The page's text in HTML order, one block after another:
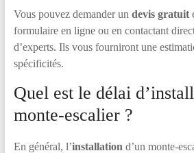
Vous pouvez demander un devis gratuit
formulaire en ligne ou en contactant
d’experts. Ils vous fourniront une
spécificités.
Quel est le délai
monte-escalier ?
En général, l’installation d’un monte-